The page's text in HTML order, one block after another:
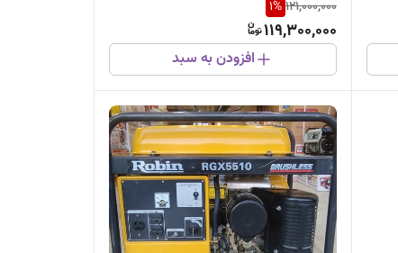
121,000,000
1%
119,300,000
افزودن به سبد